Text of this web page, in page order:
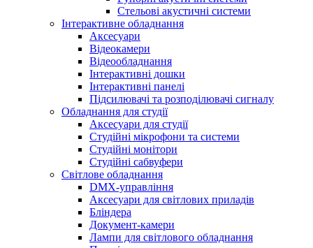
Стельові акустичні системи
Інтерактивне обладнання
Аксесуари
Відеокамери
Відеообладнання
Інтерактивні дошки
Інтерактивні панелі
Підсилювачі та розподілювачі сигналу
Обладнання для студії
Аксесуари для студії
Студійні мікрофони та системи
Студійні монітори
Студійні сабвуфери
Світлове обладнання
DMX-управління
Аксесуари для світлових приладів
Бліндера
Документ-камери
Лампи для світлового обладнання